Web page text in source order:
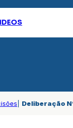
Deliberação